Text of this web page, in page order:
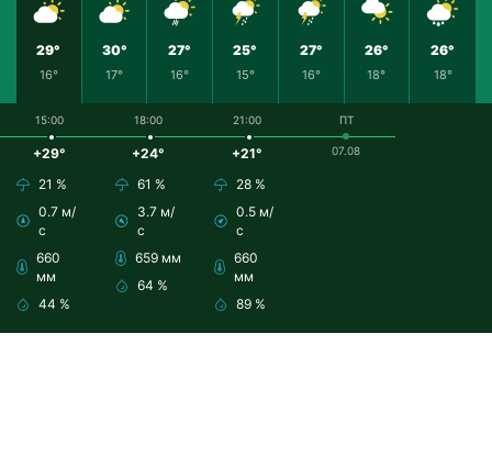
29°
16°
30°
17°
27°
16°
25°
15°
27°
16°
26°
18°
26°
18°
15:00
+29°
21 %
0.7 м/
с
660
мм
44 %
18:00
+24°
61 %
3.7 м/
с
659 мм
64 %
21:00
+21°
28 %
0.5 м/
с
660
мм
89 %
ПТ
07.08